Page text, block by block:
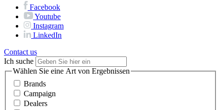
Facebook
Youtube
Instagram
LinkedIn
Contact us
Ich suche
Wählen Sie eine Art von Ergebnissen
Brands
Campaign
Dealers